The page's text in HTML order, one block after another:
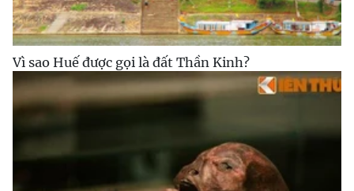
Vì sao Huế được gọi là đất Thần Kinh?